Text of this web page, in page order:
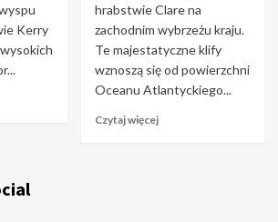
Kerry
hrabstwie Clare na
zachodnim wybrzeżu kraju.
Te majestatyczne klify
wznoszą się od powierzchni
Oceanu Atlantyckiego...
Czytaj więcej